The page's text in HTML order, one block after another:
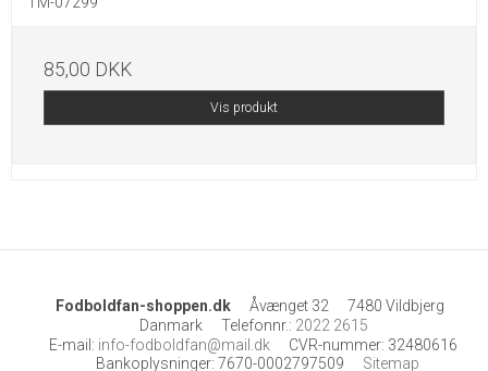
85,00 DKK
Vis produkt
Fodboldfan-shoppen.dk Åvænget 32
7480 Vildbjerg
Danmark
Telefonnr.: 2022 2615
E-mail: info-fodboldfan@mail.dk CVR-nummer: 32480616
Bankoplysninger: 7670-0002797509 Sitemap